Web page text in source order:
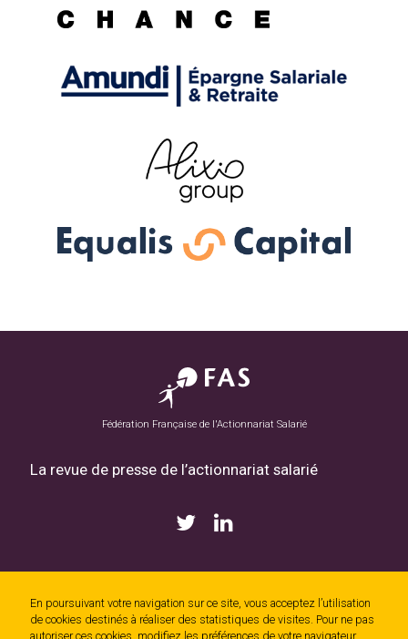
Fédération Française de l'Actionnariat Salarié
La revue de presse de l’actionnariat salarié
© FAS Asso 2026
|
En poursuivant votre navigation sur ce site, vous acceptez l’utilisation
de cookies destinés à réaliser des statistiques de visites. Pour ne pas
autoriser ces cookies, modifiez les préférences de votre navigateur